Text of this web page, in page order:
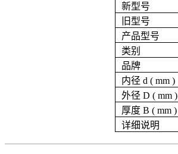
新型号
旧型号
产品型号
类别
品牌
内径 d ( mm )
外径 D ( mm )
厚度 B ( mm )
详细说明